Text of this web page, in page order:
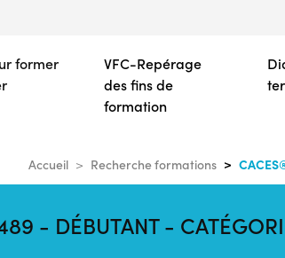
former
VFC-Repérage
des fins de
formation
Accueil Recherche formations
- DÉBUTANT -